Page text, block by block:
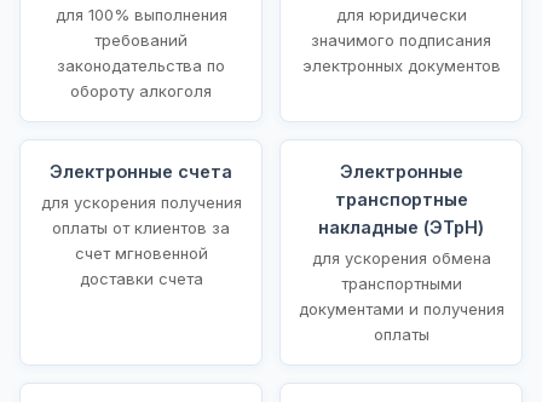
для 100% выполнения
требований
законодательства по
обороту алкоголя
для юридически
значимого подписания
электронных документов
Электронные счета
для ускорения получения
оплаты от клиентов за
счет мгновенной
доставки счета
Электронные
транспортные
накладные (ЭТрН)
для ускорения обмена
транспортными
документами и получения
оплаты